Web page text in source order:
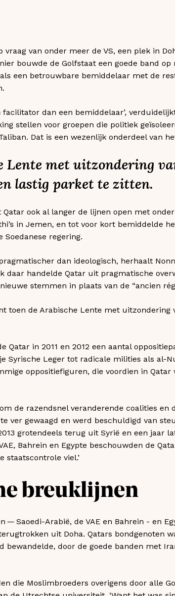
vraag van onder meer de VS, een plek in
bouwde de Golfstaat een goede band op
een betrouwbare bemiddelaar met de
facilitator dan een bemiddelaar’,
stellen voor groepen die politiek
Dat is een wezenlijk onderdeel van
Lente met uitzondering
lastig parket te zitten.
ook al langer de lijnen open met
in Jemen, en tot voor kort bemiddelde
Soedanese regering.
dan ideologisch, herhaalt
daar handelde Qatar uit pragmatische
stemmen in plaats van de “ancien
toen de Arabische Lente met
Qatar in 2011 en 2012 een aantal
Syrische Leger tot radicale milities als al-
oppositiefiguren, die voordien in Qatar
om de razendsnel veranderende coalities
ver gewaagd en werd beschuldigd van
grotendeels terug uit Syrië en een jaar
Bahrein en Egypte beschouwden de
staatscontrole viel.’
breuklijnen
— Saoedi-Arabië, de VAE en Bahrein - en
uit Doha. Qatars bondgenoten
bewandelde, door de goede banden met
die Moslimbroeders overigens door alle